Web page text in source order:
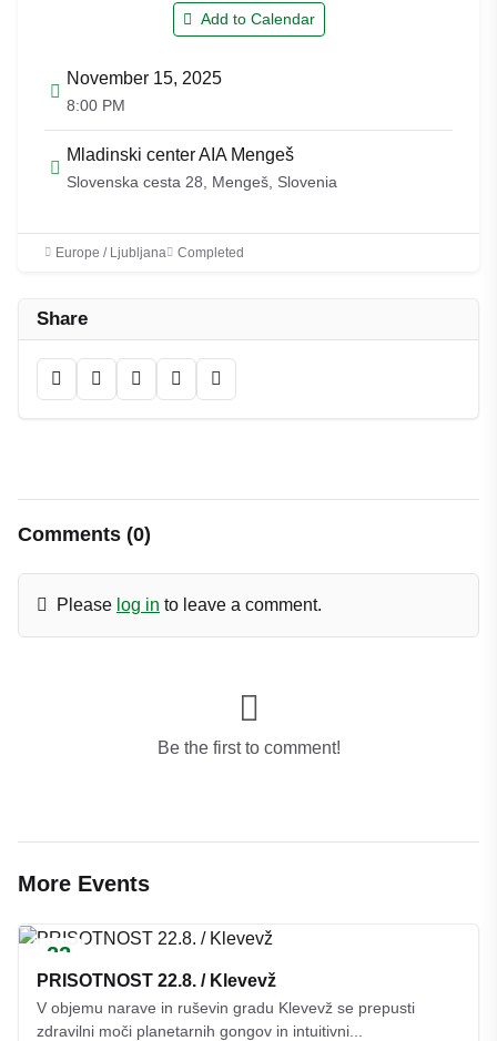
Add to Calendar
November 15, 2025
8:00 PM
Mladinski center AIA Mengeš
Slovenska cesta 28, Mengeš, Slovenia
Europe / Ljubljana Completed
Share
Comments (0)
Please log in to leave a comment.
Be the first to comment!
More Events
22
AUG
PRISOTNOST 22.8. / Klevevž
V objemu narave in ruševin gradu Klevevž se prepusti
zdravilni moči planetarnih gongov in intuitivni...